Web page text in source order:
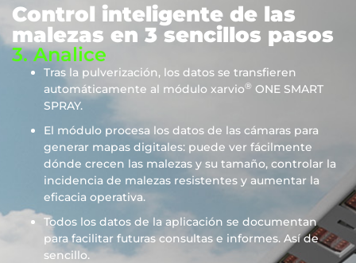
Control inteligente de las
malezas en 3 sencillos pasos
3. Analice
Tras la pulverización, los datos se transfieren
automáticamente al módulo xarvio® ONE SMART
SPRAY.
El módulo procesa los datos de las cámaras para
generar mapas digitales: puede ver fácilmente
dónde crecen las malezas y su tamaño, controlar la
incidencia de malezas resistentes y aumentar la
eficacia operativa.
Todos los datos de la aplicación se documentan
para facilitar futuras consultas e informes. Así de
sencillo.